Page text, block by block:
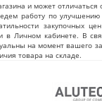
и может отличаться
работу по
закупочных
в Личном кабинете. В
на момент вашего
товара на складе.